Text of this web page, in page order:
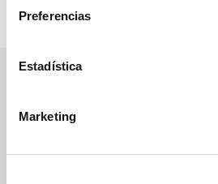
Preferencias
Estadística
Marketing
Anterior
l’Esport: Oceanman Costa Azahar